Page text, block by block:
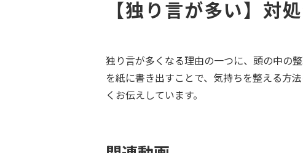
【独り言が多い】対
独り言が多くなる理由の一つに、頭の中の
を紙に書き出すことで、気持ちを整える方
くお伝えしています。